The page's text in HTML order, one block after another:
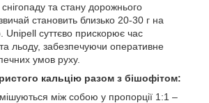
снігопаду та стану дорожнього
становить близько 20-30 г на
Unipell суттєво прискорює час
льоду, забезпечуючи оперативне
умов руху.
кальцію разом з бішофітом:
між собою у пропорції 1:1 –